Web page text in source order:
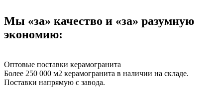
Мы «за» качество и «за» разумную
экономию:
Оптовые поставки керамогранита
Более 250 000 м2 керамогранита в наличии на складе.
Поставки напрямую с завода.